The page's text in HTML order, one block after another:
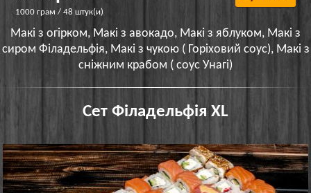
1000 грам / 48 штук(и)
Макі з огірком, Макі з авокадо, Макі з яблуком, Макі з
сиром Філадельфія, Макі з чукою ( Горіховий соус), Макі з
сніжним крабом ( соус Унагі)
Сет Філадельфія XL